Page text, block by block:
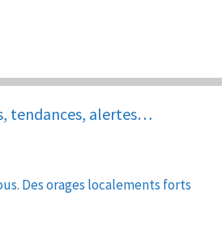
tendances, alertes…
Des orages localements forts